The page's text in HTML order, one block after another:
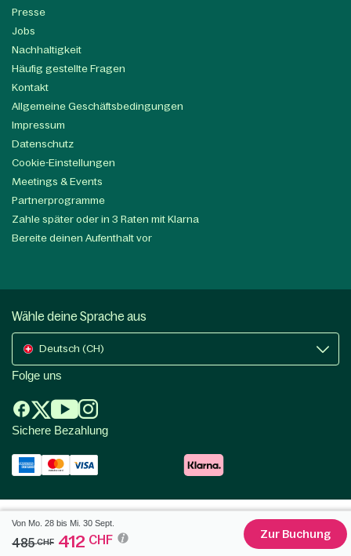
Von Mo. 28 bis Mi. 30 Sept.
485CHF 412 CHF Zur Buchung
Presse
Jobs
Nachhaltigkeit
Häufig gestellte Fragen
Kontakt
Allgemeine Geschäftsbedingungen
Impressum
Datenschutz
Cookie-Einstellungen
Meetings & Events
Partnerprogramme
Zahle später oder in 3 Raten mit Klarna
Bereite deinen Aufenthalt vor
Wähle deine Sprache aus
Deutsch (CH)
Folge uns
Sichere Bezahlung